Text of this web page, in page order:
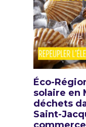
Éco-
solaire en
déchets
Saint-